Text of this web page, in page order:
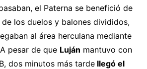
el Paterna se benefició de
los duelos y balones divididos,
al área herculana mediante
pesar de que Luján mantuvo con
dos minutos más tardellegó el